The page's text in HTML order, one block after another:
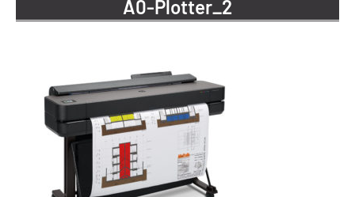
A0-Plotter_2